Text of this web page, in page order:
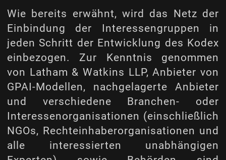
Wie bereits erwähnt, wird das Netz der
Einbindung der Interessengruppen in
jeden Schritt der Entwicklung des Kodex
einbezogen. Zur Kenntnis genommen
von Latham & Watkins LLP, Anbieter von
GPAI-Modellen, nachgelagerte Anbieter
und verschiedene Branchen- oder
Interessenorganisationen (einschließlich
NGOs, Rechteinhaberorganisationen und
alle interessierten unabhängigen